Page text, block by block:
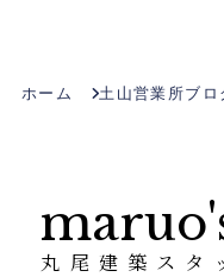
ホーム 土山営業所ブロ
丸尾建築スタ